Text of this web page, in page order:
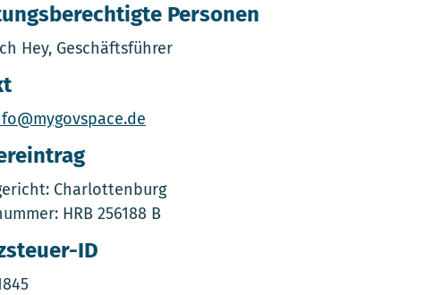
Personen
Hey, Geschäftsführer
Charlottenburg
HRB 256188 B
ID